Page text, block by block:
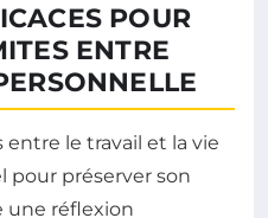
POUR
ENTRE
le travail et la vie
pour préserver son
une réflexion